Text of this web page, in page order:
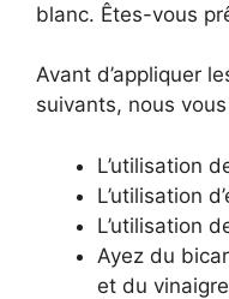
blanc. Êtes-vous
Avant d’appliquer
suivants, nous
L’utilisation
L’utilisation
L’utilisation
Ayez du
et du